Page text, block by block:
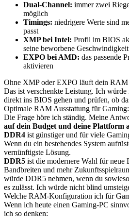
Dual-Channel: immer zwei
möglich
Timings: niedrigere Werte sind
passt
XMP bei Intel: Profil im BIOS
seine beworbene
EXPO bei AMD: das passende
aktivieren
Ohne XMP oder EXPO läuft dein RAM
Das ist verschenkte Leistung. Ich
direkt ins BIOS gehen und prüfen, ob
Optimale RAM Ausstattung für
Die Frage höre ich ständig. Meine
auf dein Budget und deine Plattform
DDR4 ist günstiger und für viele
Wenn du ein bestehendes System
vernünftigste Lösung.
DDR5 ist die modernere Wahl für neue
Bandbreiten und mehr
würde DDR5 nehmen, wenn du
es zulässt. Ich würde nicht blind
Welche RAM-Konfiguration ich für
Wenn ich heute einen Gaming-PC
ich so denken: